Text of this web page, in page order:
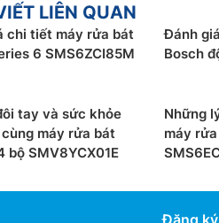
Vario Drawer
các dụng cụ dao kéo lớn.
lên đến ly espresso. Nhờ
kéo linh hoạt cho dao kéo
LIÊN QUAN
chi tiết máy rửa bát
6 SMS6ZCI85M
Đánh
Bosch
tay và sức khỏe
máy rửa bát
bộ SMV8YCX01E
Những
máy
Đăng